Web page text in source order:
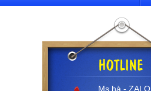
Ms hà - ZALO